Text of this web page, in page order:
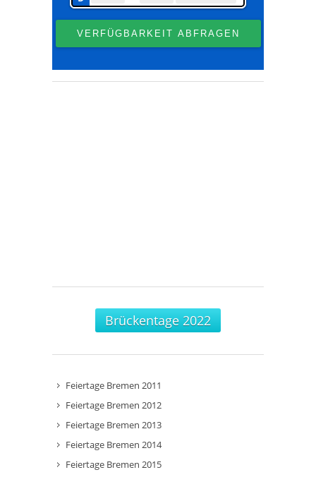
Brückentage 2022
Feiertage Bremen 2011
Feiertage Bremen 2012
Feiertage Bremen 2013
Feiertage Bremen 2014
Feiertage Bremen 2015